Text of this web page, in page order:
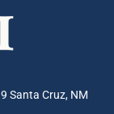
Santa Cruz, NM